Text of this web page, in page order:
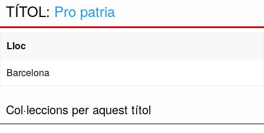
TÍTOL: Pro patria
Lloc
Barcelona
Col·leccions per aquest títol